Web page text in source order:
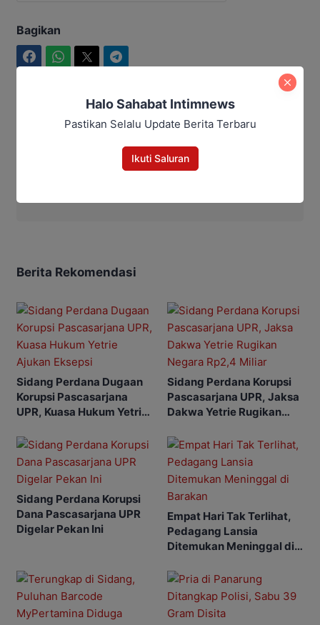
Bagikan
Berita Rekomendasi
Sidang Perdana Dugaan
Korupsi Pascasarjana
UPR, Kuasa Hukum Yetrie
Sidang Perdana Korupsi
Pascasarjana UPR, Jaksa
Dakwa Yetrie Rugikan
Sidang Perdana Korupsi
Dana Pascasarjana UPR
Digelar Pekan Ini
Empat Hari Tak Terlihat,
Pedagang Lansia
Ditemukan Meninggal di
Halo Sahabat Intimnews
Pastikan Selalu Update Berita Terbaru
Ikuti Saluran